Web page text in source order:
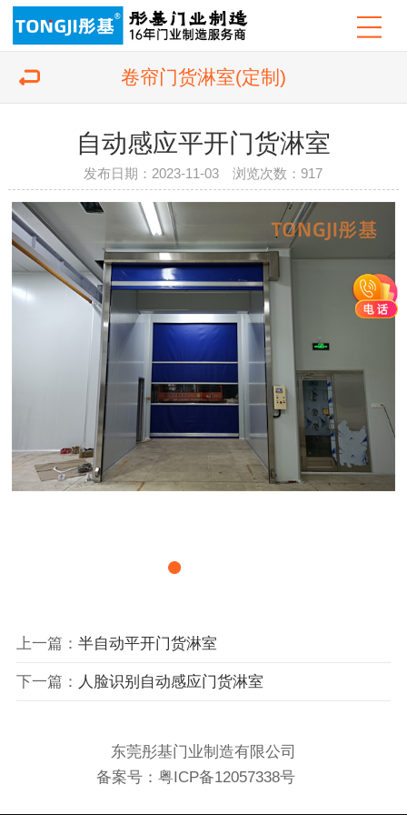
卷帘门货淋室(定制)
自动感应平开门货淋室
发布日期：2023-11-03 浏览次数： 917
上一篇： 半自动平开门货淋室
下一篇： 人脸识别自动感应门货淋室
东莞彤基门业制造有限公司
备案号： 粤ICP备12057338号